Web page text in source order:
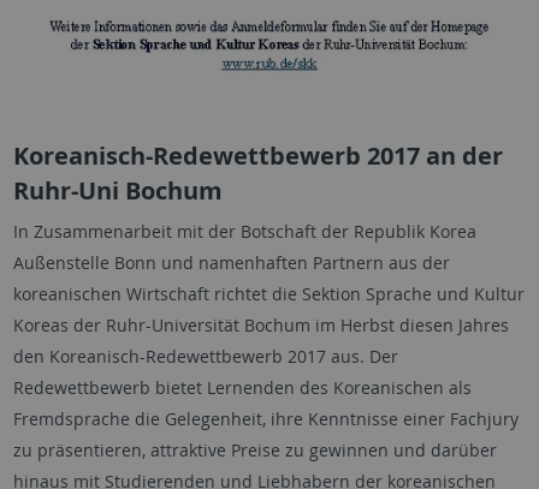
Koreanisch-Redewettbewerb 2017 an der
Ruhr-Uni Bochum
In Zusammenarbeit mit der Botschaft der Republik Korea
Außenstelle Bonn und namenhaften Partnern aus der
koreanischen Wirtschaft richtet die Sektion Sprache und Kultur
Koreas der Ruhr-Universität Bochum im Herbst diesen Jahres
den Koreanisch-Redewettbewerb 2017 aus. Der
Redewettbewerb bietet Lernenden des Koreanischen als
Fremdsprache die Gelegenheit, ihre Kenntnisse einer Fachjury
zu präsentieren, attraktive Preise zu gewinnen und darüber
hinaus mit Studierenden und Liebhabern der koreanischen